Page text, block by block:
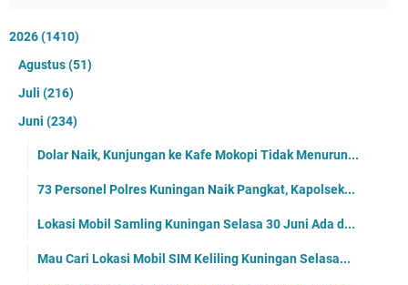
2026(1410)
Agustus(51)
Juli (216)
Juni (234)
Dolar Naik, Kunjungan ke Kafe Mokopi Tidak Menurun...
73 Personel Polres Kuningan Naik Pangkat, Kapolsek...
Lokasi Mobil Samling Kuningan Selasa 30 Juni Ada d...
Mau Cari Lokasi Mobil SIM Keliling Kuningan Selasa...